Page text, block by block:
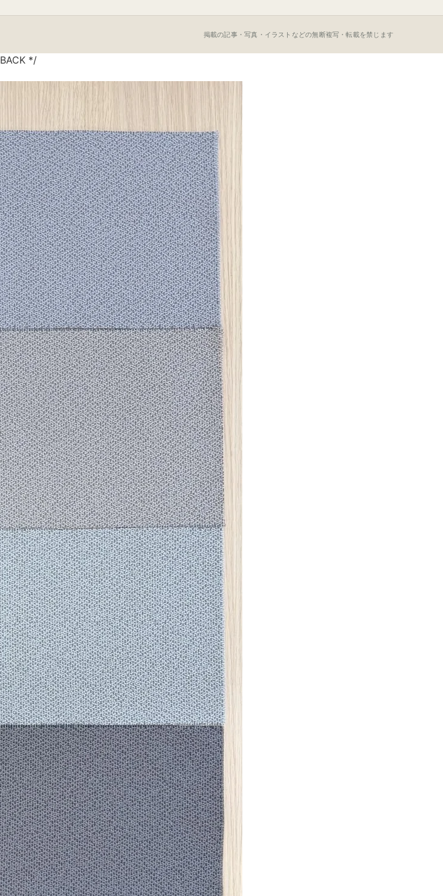
掲載の記事・写真・イラストなどの無断複写・転載を禁じます
*/